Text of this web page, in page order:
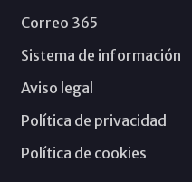
Correo 365
Sistema de información
Aviso legal
Política de privacidad
Política de cookies